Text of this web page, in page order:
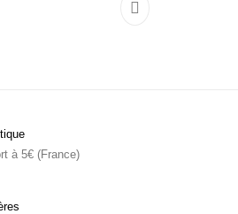
a plusieurs variations. Les options
Ce produit a
à 5€ (France)